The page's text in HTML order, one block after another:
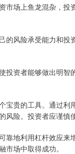
市场上鱼龙混杂，
的风险承受能力和
投资者能够做出明
宝贵的工具。通过
险。投资者应谨慎
地利用杠杆效应
场中取得成功。